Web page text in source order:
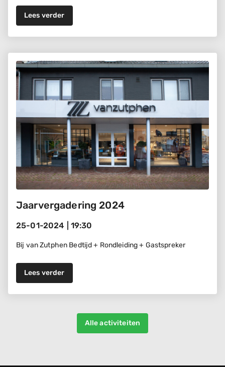
Lees verder
Jaarvergadering 2024
25-01-2024 19:30
Bij van Zutphen Bedtijd + Rondleiding + Gastspreker
Lees verder
Alle activiteiten